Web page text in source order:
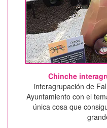
Chinche
interagrupación de
Ayuntamiento con el
única cosa que